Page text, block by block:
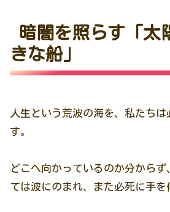
暗闇を照らす「太
きな船」
人生という荒波の海を、私たち
す。
どこへ向かっているのか分から
ては波にのまれ、また必死に手を